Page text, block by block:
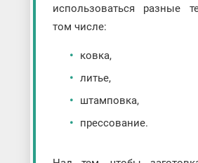
использоваться разные
том числе:
ковка,
литье,
штамповка,
прессование.